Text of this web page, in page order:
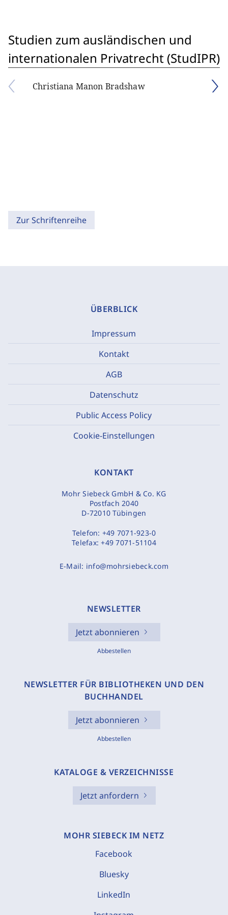
Studien zum ausländischen und
internationalen Privatrecht (StudIPR)
Christiana Manon Bradshaw
Zur Schriftenreihe
ÜBERBLICK
Impressum
Kontakt
AGB
Datenschutz
Public Access Policy
Cookie-Einstellungen
KONTAKT
Mohr Siebeck GmbH & Co. KG
Postfach 2040
D-72010 Tübingen
Telefon: +49 7071-923-0
Telefax:+49 7071-51104
E-Mail: info@mohrsiebeck.com
NEWSLETTER
Jetzt abonnieren
Abbestellen
NEWSLETTER FÜR BIBLIOTHEKEN UND DEN
BUCHHANDEL
Jetzt abonnieren
Abbestellen
KATALOGE & VERZEICHNISSE
Jetzt anfordern
MOHR SIEBECK IM NETZ
Facebook
Bluesky
LinkedIn